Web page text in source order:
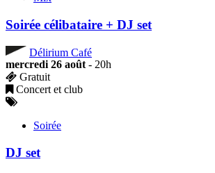
Soirée célibataire + DJ set
Délirium Café
mercredi 26 août- 20h
Gratuit
Concert et club
Soirée
DJ set